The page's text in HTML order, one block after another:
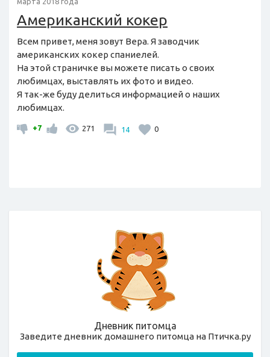
Американский кокер
Всем привет, меня зовут Вера. Я заводчик
американских кокер спаниелей.
На этой страничке вы можете писать о своих
любимцах, выставлять их фото и видео.
Я так-же буду делиться информацией о наших
любимцах.
+7 271 14 0
Дневник питомца
Заведите дневник домашнего питомца на Птичка.ру